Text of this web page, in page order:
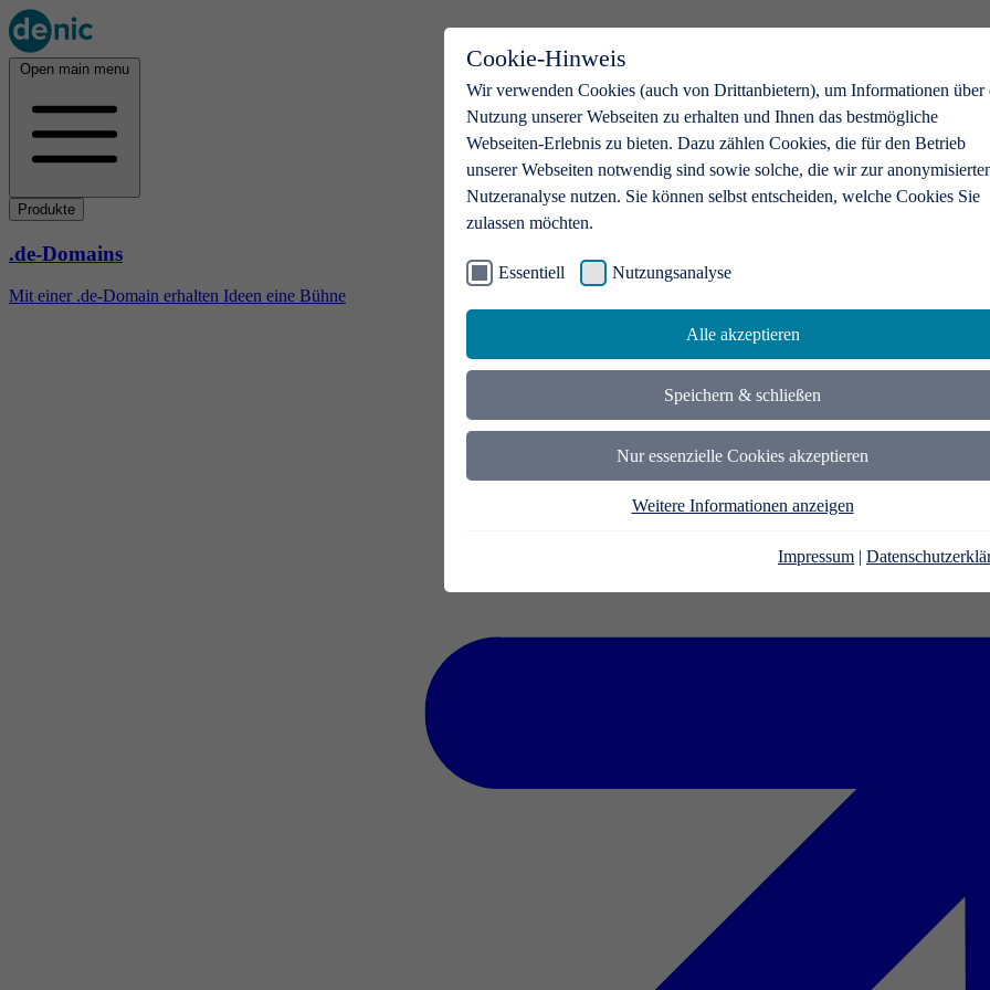
Cookie-Hinweis
Wir verwenden Cookies (auch von Drittanbietern), um Informationen über
Nutzung unserer Webseiten zu erhalten und Ihnen das bestmögliche
Webseiten-Erlebnis zu bieten. Dazu zählen Cookies, die für den Betrieb
unserer Webseiten notwendig sind sowie solche, die wir zur
Nutzeranalyse nutzen. Sie können selbst entscheiden, welche Cookies Sie
zulassen möchten.
Essentiell Nutzungsanalyse
Alle akzeptieren
Speichern & schließen
Nur essenzielle Cookies akzeptieren
Weitere Informationen anzeigen
Impressum |
Open main menu
Produkte
.de-Domains
Mit einer .de-Domain erhalten Ideen eine Bühne